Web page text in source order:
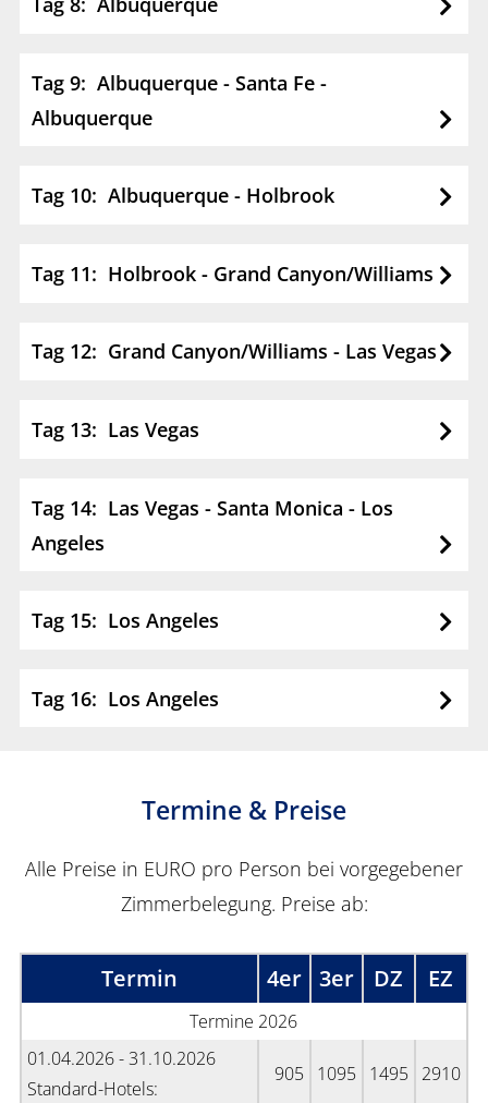
Tag 9: Albuquerque - Santa Fe -
Albuquerque
Tag 10: Albuquerque - Holbrook
Tag 11: Holbrook - Grand Canyon/Williams
Tag 12: Grand Canyon/Williams - Las Vegas
Tag 13: Las Vegas
Tag 14: Las Vegas - Santa Monica - Los
Angeles
Tag 15: Los Angeles
Tag 16: Los Angeles
Termine & Preise
Alle Preise in EURO pro Person bei vorgegebener
Zimmerbelegung. Preise ab:
Termin 4er 3er DZ EZ
Termine 2026
01.04.2026 - 31.10.2026
Standard-Hotels:
905 1095 1495 2910